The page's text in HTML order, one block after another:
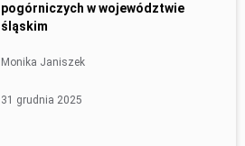
pogórniczych w województwie
śląskim
Monika Janiszek
31 grudnia 2025